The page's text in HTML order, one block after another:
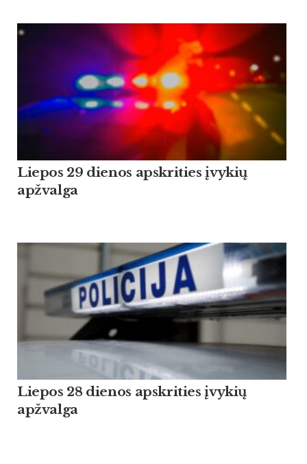
Liepos 29 dienos apskrities įvykių
apžvalga
Liepos 28 dienos apskrities įvykių
apžvalga